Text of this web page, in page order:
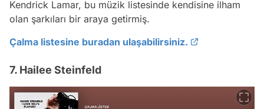
Kendrick Lamar, bu müzik listesinde kendisine ilham
olan şarkıları bir araya getirmiş.
Çalma listesine buradan ulaşabilirsiniz.
7. Hailee Steinfeld